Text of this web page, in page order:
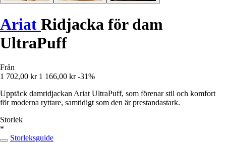
Ariat Ridjacka för dam
UltraPuff
Från
1 702,00 kr 1 166,00 kr -31%
Upptäck damridjackan Ariat UltraPuff, som förenar stil och komfort
för moderna ryttare, samtidigt som den är prestandastark.
Storlek
*
Storleksguide